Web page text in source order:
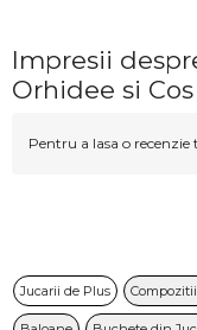
Impresii
Orhidee si
Pentru a lasa o
Jucarii de Plus